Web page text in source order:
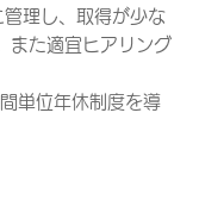
理し、取得が少な
また適宜ヒアリング
単位年休制度を導